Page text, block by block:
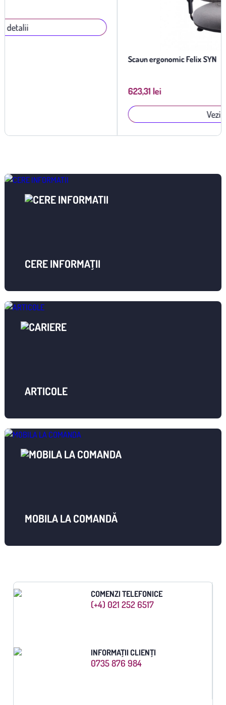
Vezi detalii
CERE INFORMAȚII
ARTICOLE
MOBILA LA COMANDĂ
COMENZI TELEFONICE
(+4) 021 252 6517
INFORMAȚII CLIENȚI
0735 876 984